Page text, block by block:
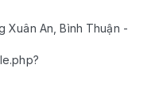
Xuân An, Bình Thuận -